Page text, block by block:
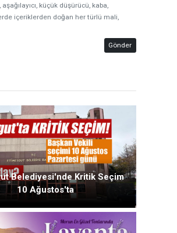
küçük düşürücü, kaba,
içeriklerden doğan her türlü mali,
Gönder
Belediyesi'nde Kritik Seçim
10 Ağustos'ta